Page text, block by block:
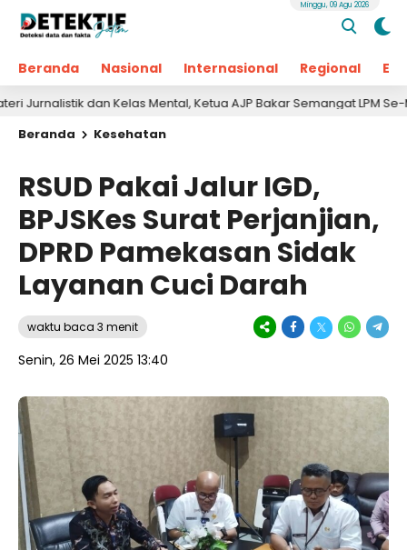
Beranda Nasional Internasional Regional
Minggu, 09 Agu 2026
dan Kelas Mental, Ketua AJP Bakar Semangat LPM Se-Madura
Beranda
Kesehatan
RSUD Pakai Jalur IGD,
BPJSKes Surat Perjanjian,
DPRD Pamekasan Sidak
Layanan Cuci Darah
waktu baca 3 menit
Senin, 26 Mei 2025 13:40